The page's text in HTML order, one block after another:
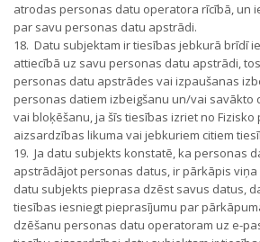
atrodas personas datu operatora rīcībā, un
par savu personas datu apstrādi.
18. Datu subjektam ir tiesības jebkurā brīdī
attiecībā uz savu personas datu apstrādi,
personas datu apstrādes vai izpaušanas
personas datiem izbeigšanu un/vai savākto
vai bloķēšanu, ja šīs tiesības izriet no
aizsardzības likuma vai jebkuriem citiem
19. Ja datu subjekts konstatē, ka personas
apstrādājot personas datus, ir pārkāpis
datu subjekts pieprasa dzēst savus datus,
tiesības iesniegt pieprasījumu par
dzēšanu personas datu operatoram uz e-